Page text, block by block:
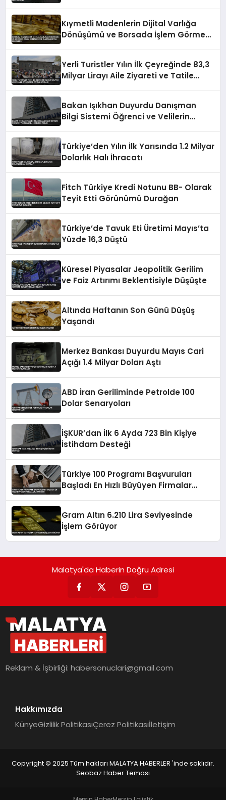
Kıymetli Madenlerin Dijital Varlığa
Dönüşümü ve Borsada İşlem Görmesi
Yerli Turistler Yılın İlk Çeyreğinde 83,3
Milyar Lirayı Aile Ziyareti ve Tatile
Bakan Işıkhan Duyurdu Danışman
Bilgi Sistemi Öğrenci ve Velilerin
Türkiye’den Yılın İlk Yarısında 1.2 Milyar
Dolarlık Halı İhracatı
Fitch Türkiye Kredi Notunu BB- Olarak
Teyit Etti Görünümü Durağan
Türkiye’de Tavuk Eti Üretimi Mayıs’ta
Yüzde 16,3 Düştü
Küresel Piyasalar Jeopolitik Gerilim
ve Faiz Artırımı Beklentisiyle Düşüşte
Altında Haftanın Son Günü Düşüş
Yaşandı
Merkez Bankası Duyurdu Mayıs Cari
Açığı 1.4 Milyar Doları Aştı
ABD İran Geriliminde Petrolde 100
Dolar Senaryoları
İŞKUR’dan İlk 6 Ayda 723 Bin Kişiye
İstihdam Desteği
Türkiye 100 Programı Başvuruları
Başladı En Hızlı Büyüyen Firmalar
Gram Altın 6.210 Lira Seviyesinde
İşlem Görüyor
Malatya'da Haberin Doğru Adresi
Reklam & İşbirliği:habersonuclari@gmail.com
Hakkımızda
KünyeGizlilik PolitikasıÇerez Politikasıİletişim
Copyright © 2025 Tüm hakları MALATYA HABERLER 'inde saklıdır.
Seobaz Haber Teması